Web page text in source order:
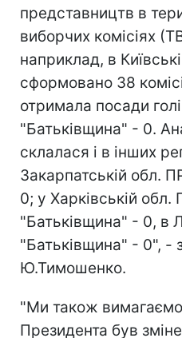
представництв в
виборчих комісіях
наприклад, в
сформовано 38
отримала посади
"Батьківщина" - 0.
склалася і в інших
Закарпатській обл.
0; у Харківській обл.
"Батьківщина" - 0, в
"Батьківщина" - 0", -
Ю.Тимошенко.
"Ми також
Президента був